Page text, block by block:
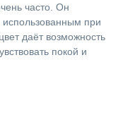
часто. Он
использованным при
даёт возможность
покой и